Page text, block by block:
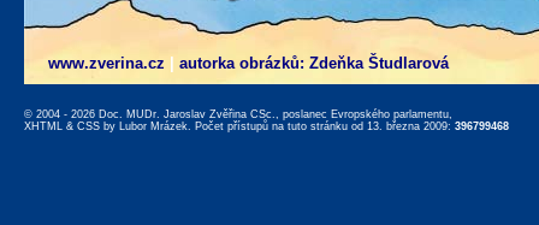
www.zverina.cz autorka obrázků: Zdeňka Študlarová
© 2004 - 2026 Doc. MUDr. Jaroslav Zvěřina CSc., poslanec Evropského parlamentu,
XHTML & CSS by Lubor Mrázek. Počet přístupů na tuto stránku od 13. března 2009: 396799468